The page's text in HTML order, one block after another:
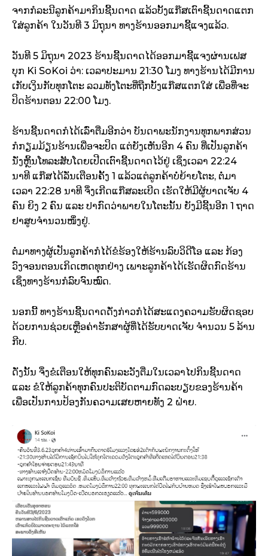
ຈາກກໍລະນີລູກຄ້າມາກິນຊີ້ນດາດ ແລ້ວບັ້ງແກ໊ສເຕົາຊີ້ນດາດແຕກ
ໃສ່ລູກຄ້າ ໃນວັນທີ 3 ມິຖຸນາ ທາງຮ້ານອອກມາຊີ້ແຈງແລ້ວ.
ວັນທີ 5 ມິຖຸນາ 2023 ຮ້ານຊີ້ນດາດໄດ້ອອກມາຊີ້ແຈງຜ່ານເຟສ
ບຸກ Ki SoKoi ວ່າ: ເວລາປະມານ 21:30 ໂມງ ທາງຮ້ານໄດ້ມີການ
ເກັບເງິນກັບທຸກໂຕະ ລວມທັງໂຕະທີ່ຖືກບັ້ງແກ໊ສແຕກໃສ່ ເພື່ອທີ່ຈະ
ປິດຮ້ານຕອນ 22:00 ໂມງ.
ຮ້ານຊີ້ນດາດກໍໄດ້ເລົ່າຕື່ມອີກວ່າ ບັນດາພະນັກງານທຸກພາກສ່ວນ
ກໍກຽມມ້ຽນຮ້ານເພື່ອຈະປິດ ແຕ່ຍັງເຫັນອີກ 4 ຄົນ ທີ່ເປັນລູກຄ້າ
ນັ່ງຫຼິ້ນໂທລະສັບໂດຍເປີດເຕົາຊີ້ນດາດໄວ້ຢູ່ ເຊິ່ງເວລາ 22:24
ນາທີ ແກ໊ສໄດ້ລັ່ນເຕືອນຄັ້ງ 1 ແລ້ວແຕ່ລູກຄ້າບໍ່ຍ້າຍໂຕະ, ຕໍ່ມາ
ເວລາ 22:28 ນາທີ ຈຶ່ງເກີດແກ໊ສລະເບີດ ເຮັດໃຫ້ມີຜູ້ບາດເຈັບ 4
ຄົນ ຍິງ 2 ຄົນ ແລະ ປາກົດວ່າພາຍໃນໂຕະນັ້ນ ຍັງມີຊີ້ນອີກ 1 ຖາດ
ຢາສູບຈຳນວນໜຶ່ງຢູ່.
ຕໍ່ມາທາງຜູ້ເປັນລູກຄ້າກໍໄດ້ຂໍຮ້ອງໃຫ້ຮ້ານລົບວິດີໂອ ແລະ ກ້ອງ
ວົງຈອນຕອນເກິດເຫດທຸກຢ່າງ ເພາະລູກຄ້າໄດ້ເຮັດຜິດກົດຮ້ານ
ເຊິ່ງທາງຮ້ານກໍລົບຈົນໝົດ.
ນອກນີ້ ທາງຮ້ານຊີ້ນດາດດັ່ງກ່າວກໍໄດ້ສະແດງຄວາມຮັບຜິດຊອບ
ດ້ວຍການຊ່ວຍເຫຼືອຄ່າຮັກສາຜູ້ທີ່ໄດ້ຮັບບາດເຈັບ ຈຳນວນ 5 ລ້ານ
ກີບ.
ດັ່ງນັ້ນ ຈຶ່ງຂໍເຕືອນໃຫ້ທຸກຄົນລະວັງຕື່ມໃນເວລາໄປກິນຊີ້ນດາດ
ແລະ ຂໍໃຫ້ລູກຄ້າທຸກຄົນປະຕິບັດຕາມກົດລະບຽບຂອງຮ້ານຄ້າ
ເພື່ອເປັນການປ້ອງກັນຄວາມເສຍຫາຍທັງ 2 ຝ່າຍ.